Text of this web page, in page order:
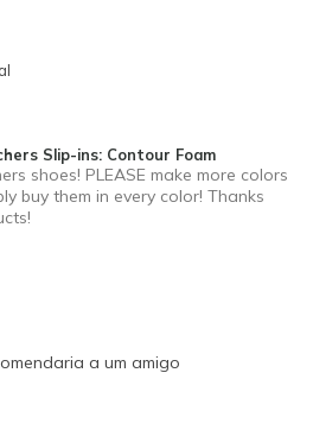
true to size
are for Wearing
Slip-ins: Contour Foam
shoes! PLEASE make more colors
buy them in every color! Thanks
a um amigo